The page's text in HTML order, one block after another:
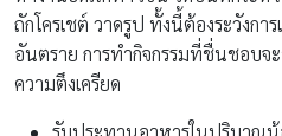
ถักโครเชต์ วาดรูป ทั้งนี้ต้องระวังกา
อันตราย การทำกิจกรรมที่ชื่นชอบ
ความตึงเครียด